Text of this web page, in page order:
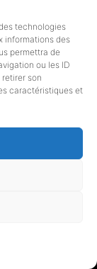
technologies
informations des
permettra de
ou les ID
son
caractéristiques et